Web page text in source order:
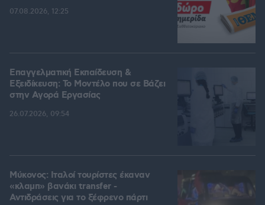
07.08.2026, 12:25
Επαγγελματική Εκπαίδευση &
Εξειδίκευση: Το Mοντέλο που σε Bάζει
στην Aγορά Eργασίας
26.07.2026, 09:54
Μύκονος: Ιταλοί τουρίστες έκαναν
«κλαμπ» βανάκι transfer -
Αντιδράσεις για το ξέφρενο πάρτι